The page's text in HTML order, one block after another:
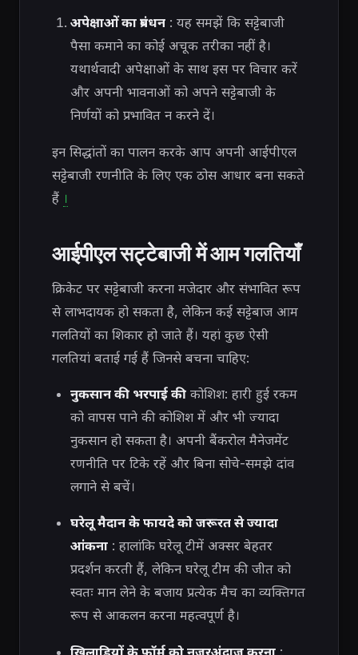
अपेक्षाओं का प्रबंधन: यह समझें कि सट्टेबाजी
पैसा कमाने का कोई अचूक तरीका नहीं है।
यथार्थवादी अपेक्षाओं के साथ इस पर विचार करें
और अपनी भावनाओं को अपने सट्टेबाजी के
निर्णयों को प्रभावित न करने दें।
इन सिद्धांतों का पालन करके आप अपनी आईपीएल
सट्टेबाजी रणनीति के लिए एक ठोस आधार बना सकते
हैं ।
आईपीएल सट्टेबाजी में आम गलतियाँ
क्रिकेट पर सट्टेबाजी करना मजेदार और संभावित रूप
से लाभदायक हो सकता है, लेकिन कई सट्टेबाज आम
गलतियों का शिकार हो जाते हैं। यहां कुछ ऐसी
गलतियां बताई गई हैं जिनसे बचना चाहिए:
नुकसान की भरपाई कीकोशिश: हारी हुई रकम
को वापस पाने की कोशिश में और भी ज्यादा
नुकसान हो सकता है। अपनी बैंकरोल मैनेजमेंट
रणनीति पर टिके रहें और बिना सोचे-समझे दांव
लगाने से बचें।
घरेलू मैदान के फायदे को जरूरत से ज्यादा
आंकना: हालांकि घरेलू टीमें अक्सर बेहतर
प्रदर्शन करती हैं, लेकिन घरेलू टीम की जीत को
स्वतः मान लेने के बजाय प्रत्येक मैच का व्यक्तिगत
रूप से आकलन करना महत्वपूर्ण है।
खिलाड़ियों के फॉर्म को नज़रअंदाज़ करना: